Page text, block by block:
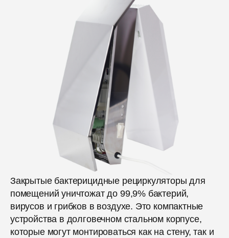
Закрытые бактерицидные рециркуляторы для
помещений уничтожат до 99,9% бактерий,
вирусов и грибков в воздухе. Это компактные
устройства в долговечном стальном корпусе,
которые могут монтироваться как на стену, так и